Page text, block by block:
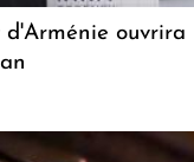
ouvrira